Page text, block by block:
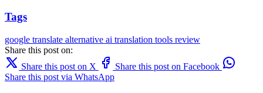
Tags
google translate alternative ai translation tools review
Share this post on:
Share this post on X
Share this post on Facebook
Share this post via WhatsApp